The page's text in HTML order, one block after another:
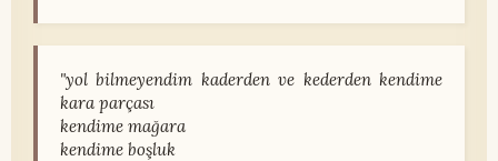
"yol bilmeyendim kaderden ve kederden kendime
kara parçası
kendime mağara
kendime boşluk